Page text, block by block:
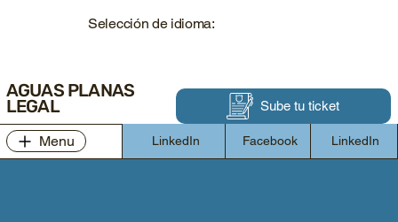
AGUAS PLANAS
LEGAL
Selección de idioma:
Sube tu ticket
Menu LinkedIn Facebook LinkedIn